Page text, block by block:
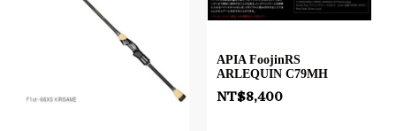
APIA FoojinRS
ARLEQUIN C79MH
NT$8,400